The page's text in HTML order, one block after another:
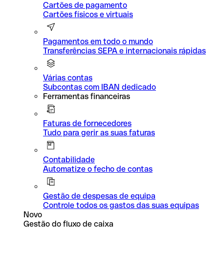
Cartões de pagamento
Cartões físicos e virtuais
Pagamentos em todo o mundo
Transferências SEPA e internacionais rápidas
Várias contas
Subcontas com IBAN dedicado
Ferramentas financeiras
Faturas de fornecedores
Tudo para gerir as suas faturas
Contabilidade
Automatize o fecho de contas
Gestão de despesas de equipa
Controle todos os gastos das suas equipas
Novo
Gestão do fluxo de caixa